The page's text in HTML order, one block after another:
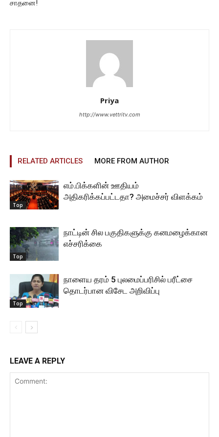
சாதனை!
Priya
http://www.vettritv.com
RELATED ARTICLES MORE FROM AUTHOR
Top
எம்.பிக்களின் ஊதியம்
அதிகரிக்கப்பட்டதா? அமைச்சர் விளக்கம்
Top
நாட்டின் சில பகுதிகளுக்கு கனமழைக்கான
எச்சரிக்கை
Top
நாளைய தரம் 5 புலமைப்பரிசில் பரீட்சை
தொடர்பான விசேட அறிவிப்பு
LEAVE A REPLY